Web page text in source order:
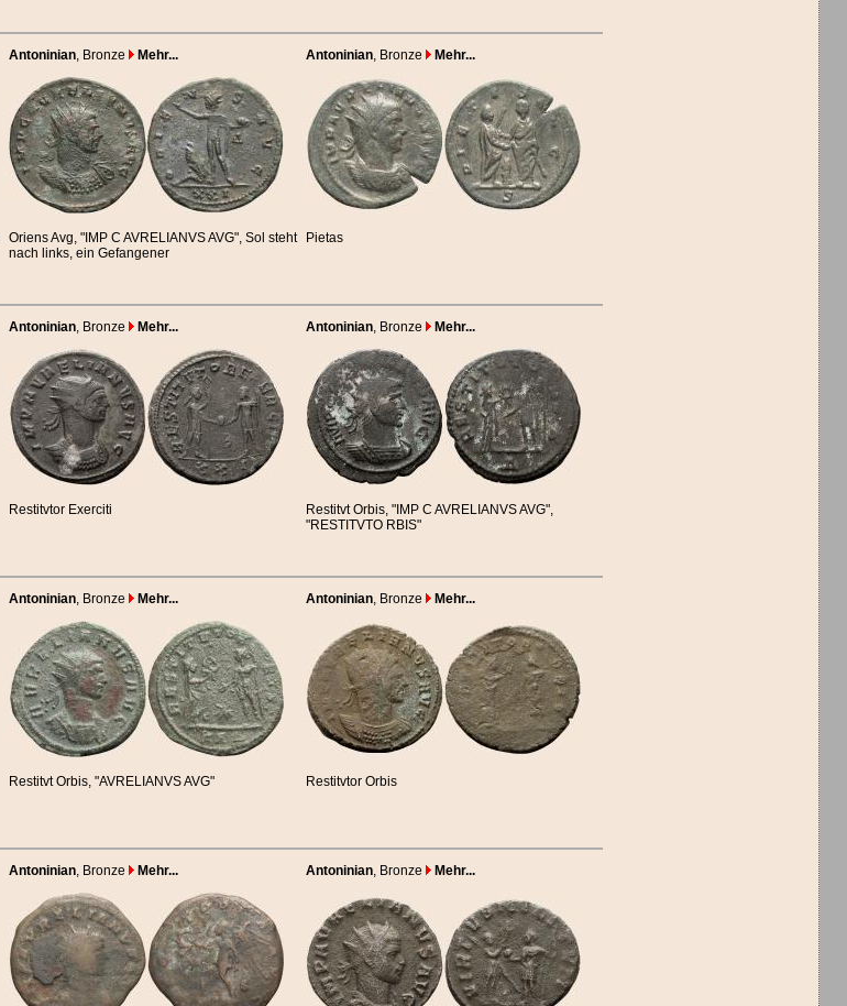
Antoninian, Bronze Mehr...
Oriens Avg, "IMP C AVRELIANVS AVG", Sol steht
nach links, ein Gefangener
Antoninian, Bronze Mehr...
Pietas
Antoninian, Bronze Mehr...
Restitvtor Exerciti
Antoninian, Bronze Mehr...
Restitvt Orbis, "IMP C AVRELIANVS AVG",
"RESTITVTO RBIS"
Antoninian, Bronze Mehr...
Restitvt Orbis, "AVRELIANVS AVG"
Antoninian, Bronze Mehr...
Restitvtor Orbis
Antoninian, Bronze Mehr... Antoninian, Bronze Mehr...